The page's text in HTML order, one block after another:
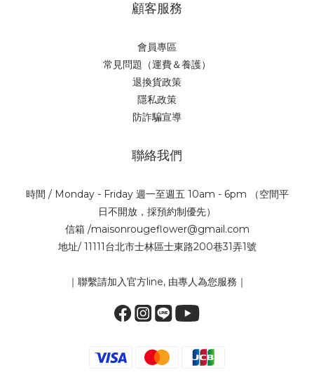
顧客服務
會員專區
常見問題（運費＆養護）
退換貨政策
隱私政策
防詐騙宣導
聯絡我們
時間 / Monday - Friday 週一至週五 10am - 6pm （空間平
日不開放，採預約制優先）
信箱 /maisonrougeflower@gmail.com
地址/ 11111台北市士林區士東路200巷31弄1號
｜聯繫請加入官方line, 由專人為您服務｜